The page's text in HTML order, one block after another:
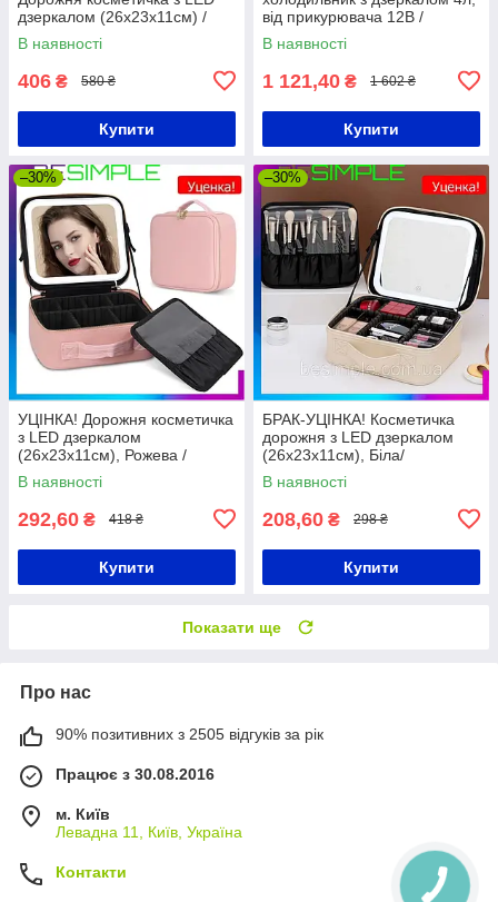
дзеркалом (26х23х11см) /
Органайзер валіза для
косметики
В наявності
406 ₴ 580 ₴
Купити
від прикурювача 12В /
Холодильник для косметики з
підсвіткою
В наявності
1 121,40 ₴ 1 602 ₴
Купити
–30%
УЦІНКА! Дорожня косметичка
з LED дзеркалом
(26х23х11см), Рожева /
Органайзер валіза для
косметики
В наявності
292,60 ₴ 418 ₴
Купити
–30%
БРАК-УЦІНКА! Косметичка
дорожня з LED дзеркалом
(26х23х11см), Біла/
Органайзер валізка для
косметики
В наявності
208,60 ₴ 298 ₴
Купити
Показати ще
Про нас
90% позитивних з 2505 відгуків за рік
Працює з 30.08.2016
м. Київ
Левадна 11, Київ, Україна
Контакти